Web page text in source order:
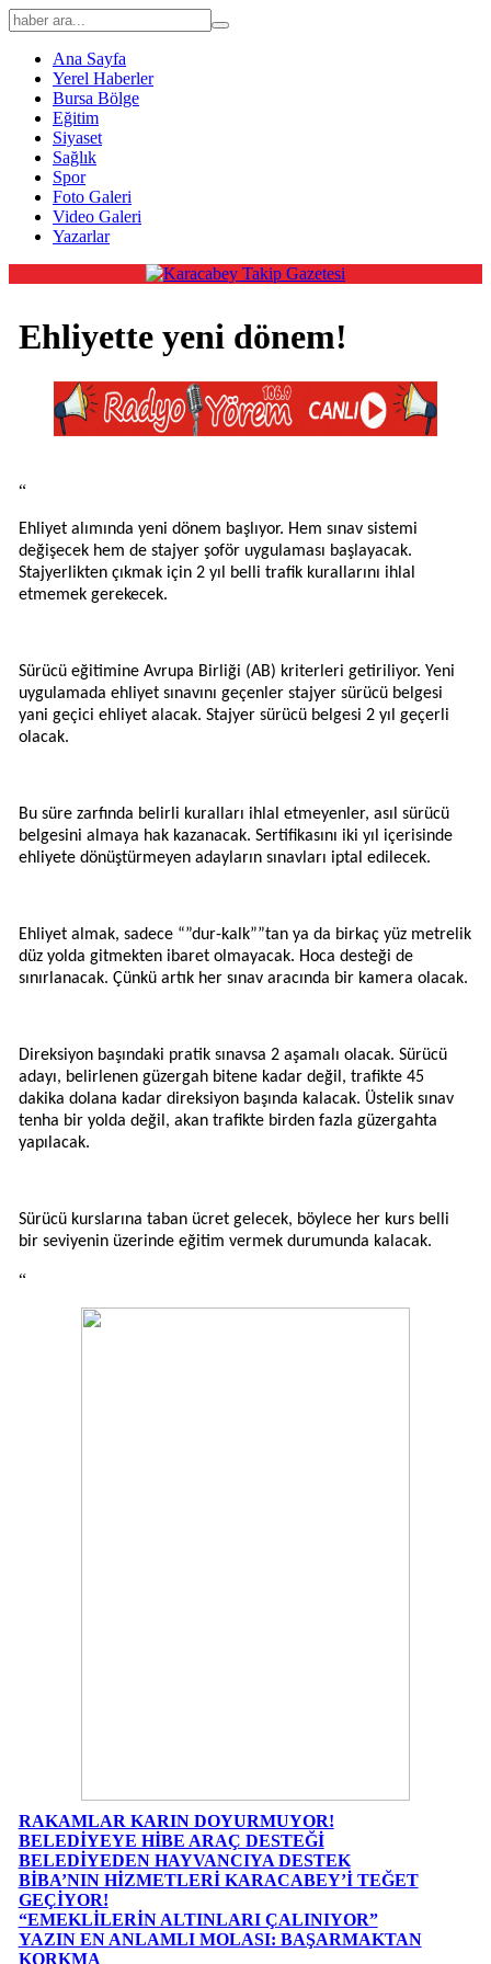
Ana Sayfa
Yerel Haberler
Bursa Bölge
Eğitim
Siyaset
Sağlık
Spor
Foto Galeri
Video Galeri
Yazarlar
Ehliyette yeni dönem!
“
Ehliyet alımında yeni dönem başlıyor. Hem sınav sistemi
değişecek hem de stajyer şoför uygulaması başlayacak.
Stajyerlikten çıkmak için 2 yıl belli trafik kurallarını ihlal
etmemek gerekecek.
Sürücü eğitimine Avrupa Birliği (AB) kriterleri getiriliyor. Yeni
uygulamada ehliyet sınavını geçenler stajyer sürücü belgesi
yani geçici ehliyet alacak. Stajyer sürücü belgesi 2 yıl geçerli
olacak.
Bu süre zarfında belirli kuralları ihlal etmeyenler, asıl sürücü
belgesini almaya hak kazanacak. Sertifikasını iki yıl içerisinde
ehliyete dönüştürmeyen adayların sınavları iptal edilecek.
Ehliyet almak, sadece “”dur-kalk””tan ya da birkaç yüz metrelik
düz yolda gitmekten ibaret olmayacak. Hoca desteği de
sınırlanacak. Çünkü artık her sınav aracında bir kamera olacak.
Direksiyon başındaki pratik sınavsa 2 aşamalı olacak. Sürücü
adayı, belirlenen güzergah bitene kadar değil, trafikte 45
dakika dolana kadar direksiyon başında kalacak. Üstelik sınav
tenha bir yolda değil, akan trafikte birden fazla güzergahta
yapılacak.
Sürücü kurslarına taban ücret gelecek, böylece her kurs belli
bir seviyenin üzerinde eğitim vermek durumunda kalacak.
“
RAKAMLAR KARIN DOYURMUYOR!
BELEDİYEYE HİBE ARAÇ DESTEĞİ
BELEDİYEDEN HAYVANCIYA DESTEK
BİBA’NIN HİZMETLERİ KARACABEY’İ TEĞET
GEÇİYOR!
“EMEKLİLERİN ALTINLARI ÇALINIYOR”
YAZIN EN ANLAMLI MOLASI: BAŞARMAKTAN
KORKMA